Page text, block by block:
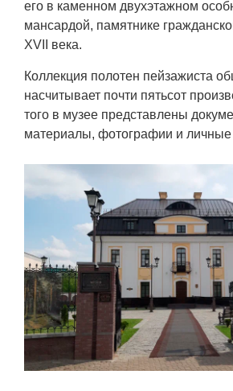
Курсы валют
Еще
его в каменном двухэтажном
мансардой, памятнике
XVII века.
Коллекция полотен пейзажиста
насчитывает почти пятьсот
того в музее представлены
материалы, фотографии и